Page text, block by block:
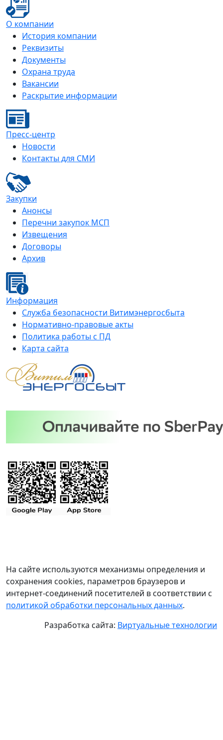
О компании
История компании
Реквизиты
Документы
Охрана труда
Вакансии
Раскрытие информации
Пресс-центр
Новости
Контакты для СМИ
Закупки
Анонсы
Перечни закупок МСП
Извещения
Договоры
Архив
Информация
Служба безопасности Витимэнергосбыта
Нормативно-правовые акты
Политика работы с ПД
Карта сайта
На сайте используются механизмы определения и
сохранения cookies, параметров браузеров и
интернет-соединений посетителей в соответствии с
политикой обработки персональных данных.
Разработка сайта: Виртуальные технологии